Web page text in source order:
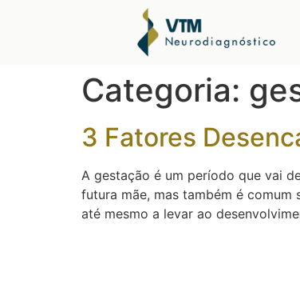
Categoria:
3 Fatores
A gestação é um período que vai
futura mãe, mas também é
até mesmo a levar ao